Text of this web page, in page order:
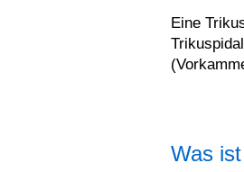
Eine
Was